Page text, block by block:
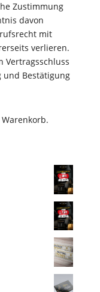
Zustimmung
davon
mit
verlieren.
Vertragsschluss
und Bestätigung